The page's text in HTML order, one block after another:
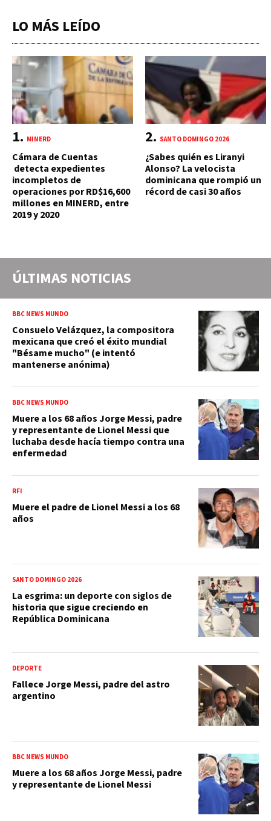
LO MÁS LEÍDO
MINERD
Cámara de Cuentas
detecta expedientes
incompletos de
operaciones por RD$16,600
millones en MINERD, entre
2019 y 2020
SANTO DOMINGO 2026
¿Sabes quién es Liranyi
Alonso? La velocista
dominicana que rompió un
récord de casi 30 años
ÚLTIMAS NOTICIAS
BBC NEWS MUNDO
Consuelo Velázquez, la compositora
mexicana que creó el éxito mundial
"Bésame mucho" (e intentó
mantenerse anónima)
BBC NEWS MUNDO
Muere a los 68 años Jorge Messi, padre
y representante de Lionel Messi que
luchaba desde hacía tiempo contra una
enfermedad
RFI
Muere el padre de Lionel Messi a los 68
años
SANTO DOMINGO 2026
La esgrima: un deporte con siglos de
historia que sigue creciendo en
República Dominicana
DEPORTE
Fallece Jorge Messi, padre del astro
argentino
BBC NEWS MUNDO
Muere a los 68 años Jorge Messi, padre
y representante de Lionel Messi